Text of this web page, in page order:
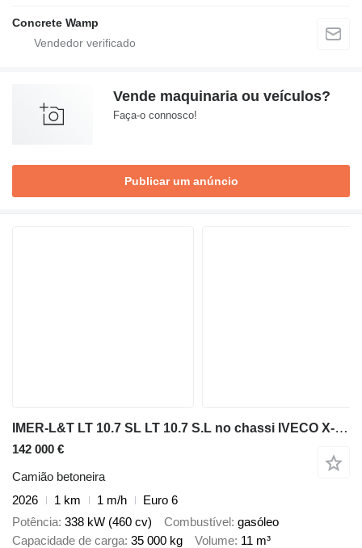
Concrete Wamp
Vende maquinaria ou veículos?
Faça-o connosco!
Publicar um anúncio
IMER-L&T LT 10.7 SL LT 10.7 S.L no chassi IVECO X-WAY 460
142 000 €
Camião betoneira
2026
1 km 1 m/h
Euro 6
Potência 338 kW (460 cv) Combustível gasóleo
Capacidade de carga 35 000 kg Volume 11 m³